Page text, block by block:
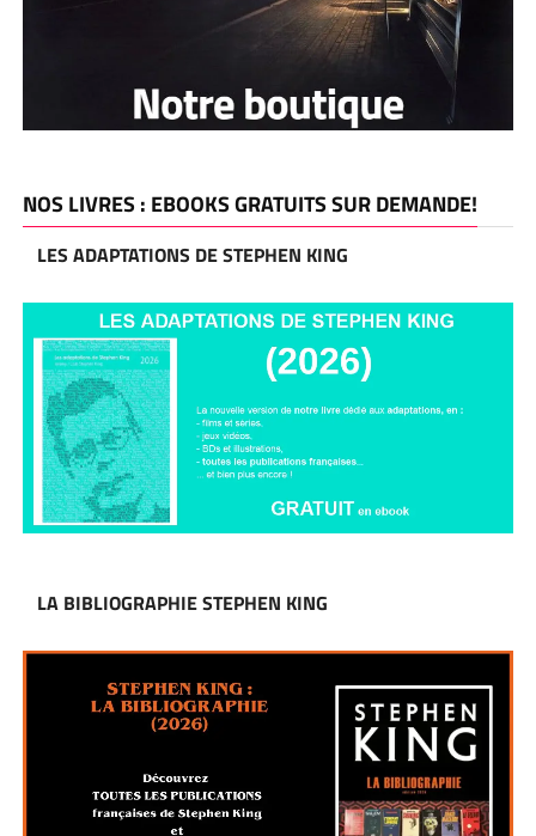
NOS LIVRES : EBOOKS GRATUITS SUR DEMANDE!
LES ADAPTATIONS DE STEPHEN KING
LA BIBLIOGRAPHIE STEPHEN KING